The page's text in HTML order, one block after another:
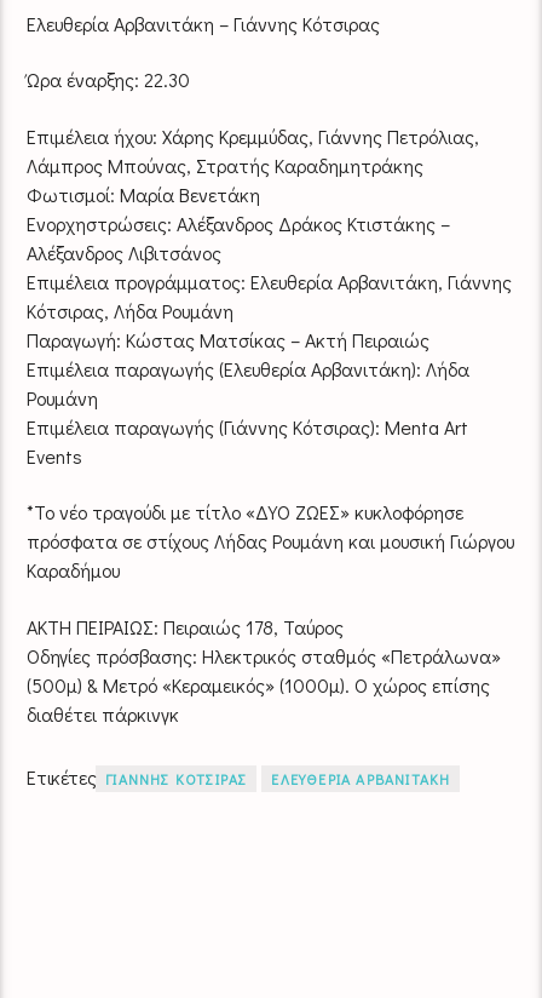
Ελευθερία Αρβανιτάκη – Γιάννης Κότσιρας
Ώρα έναρξης: 22.30
Επιμέλεια ήχου: Χάρης Κρεμμύδας, Γιάννης Πετρόλιας,
Λάμπρος Μπούνας, Στρατής Καραδημητράκης
Φωτισμοί: Μαρία Βενετάκη
Ενορχηστρώσεις: Αλέξανδρος Δράκος Κτιστάκης –
Αλέξανδρος Λιβιτσάνος
Επιμέλεια προγράμματος: Ελευθερία Αρβανιτάκη, Γιάννης
Κότσιρας, Λήδα Ρουμάνη
Παραγωγή: Κώστας Ματσίκας – Ακτή Πειραιώς
Επιμέλεια παραγωγής (Ελευθερία Αρβανιτάκη): Λήδα
Ρουμάνη
Επιμέλεια παραγωγής (Γιάννης Κότσιρας): Menta Art
Events
*Το νέο τραγούδι με τίτλο «ΔΥΟ ΖΩΕΣ» κυκλοφόρησε
πρόσφατα σε στίχους Λήδας Ρουμάνη και μουσική Γιώργου
Καραδήμου
ΑΚΤΗ ΠΕΙΡΑΙΩΣ: Πειραιώς 178, Ταύρος
Οδηγίες πρόσβασης: Ηλεκτρικός σταθμός «Πετράλωνα»
(500μ) & Μετρό «Κεραμεικός» (1000μ). Ο χώρος επίσης
διαθέτει πάρκινγκ
Ετικέτες ΓΙΑΝΝΗΣ ΚΟΤΣΙΡΑΣ ΕΛΕΥΘΕΡΙΑ ΑΡΒΑΝΙΤΑΚΗ